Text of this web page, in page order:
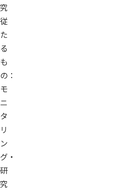
究
従
た
る
も
の：
モ
ニ
タ
リ
ン
グ・
研
究